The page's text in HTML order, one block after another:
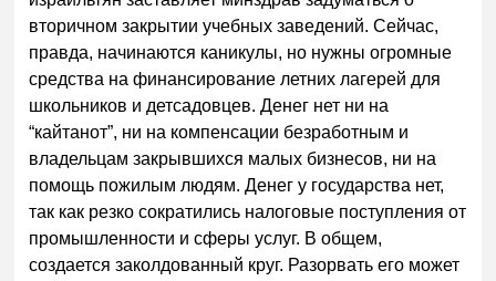
вторичном закрытии учебных заведений. Сейчас,
правда, начинаются каникулы, но нужны огромные
средства на финансирование летних лагерей для
школьников и детсадовцев. Денег нет ни на
“кайтанот”, ни на компенсации безработным и
владельцам закрывшихся малых бизнесов, ни на
помощь пожилым людям. Денег у государства нет,
так как резко сократились налоговые поступления от
промышленности и сферы услуг. В общем,
создается заколдованный круг. Разорвать его может